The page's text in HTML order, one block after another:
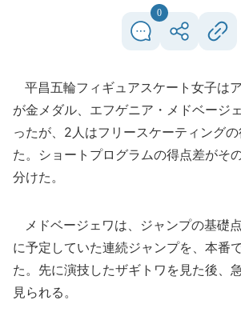
0
平昌五輪フィギュアスケート女子は
が金メダル、エフゲニア・メドベージ
ったが、2人はフリースケーティング
た。ショートプログラムの得点差がそ
分けた。
メドベージェワは、ジャンプの基礎
に予定していた連続ジャンプを、本番
た。先に演技したザギトワを見た後、
見られる。